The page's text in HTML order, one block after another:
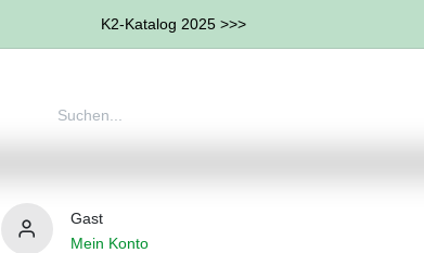
K2-Katalog 2025 >>>
Gast
Mein Konto